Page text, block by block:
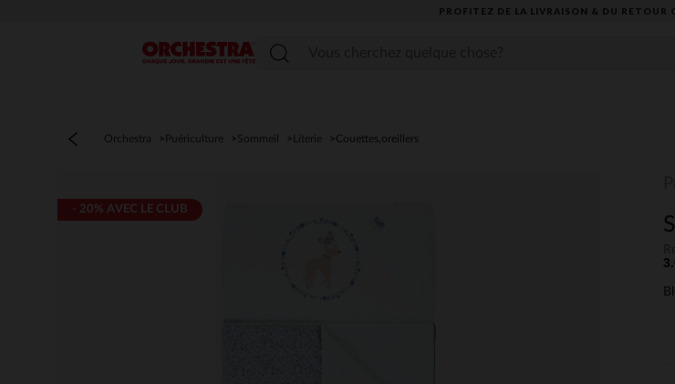
PROFITEZ DE LA LIVRAISON & DU RETOUR
Menu
Orchestra Puériculture Sommeil Literie Couettes,oreillers
- 20% AVEC LE CLUB